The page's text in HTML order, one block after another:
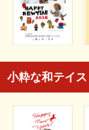
小粋な和テイ